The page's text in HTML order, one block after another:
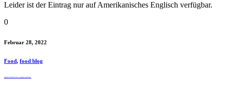
Leider ist der Eintrag nur auf Amerikanisches Englisch verfügbar.
0
Februar 28, 2022
Food, food blog